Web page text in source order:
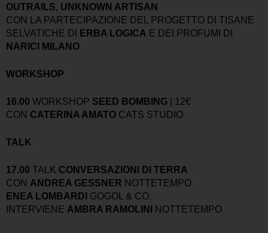
OUTRAILS, UNKNOWN ARTISAN
CON LA PARTECIPAZIONE DEL PROGETTO DI TISANE
SELVATICHE DI
ERBA LOGICA E DEI PROFUMI DI
NARICI MILANO
WORKSHOP
16.00 WORKSHOP SEED BOMBING | 12€
CON CATERINA AMATO CATS STUDIO
TALK
17.00 TALK CONVERSAZIONI DI TERRA
CON ANDREA GESSNER NOTTETEMPO
ENEA LOMBARDI GOGOL & CO.
INTERVIENE AMBRA RAMOLINI NOTTETEMPO